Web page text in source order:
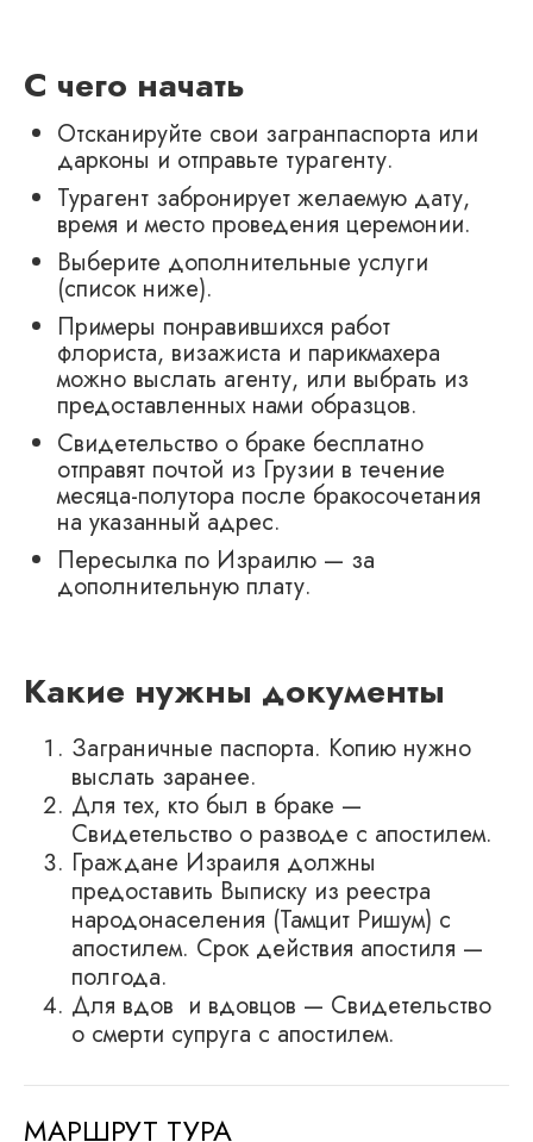
С чего начать
Отсканируйте свои загранпаспорта или
дарконы и отправьте турагенту.
Турагент забронирует желаемую дату,
время и место проведения церемонии.
Выберите дополнительные услуги
(список ниже).
Примеры понравившихся работ
флориста, визажиста и парикмахера
можно выслать агенту, или выбрать из
предоставленных нами образцов.
Свидетельство о браке бесплатно
отправят почтой из Грузии в течение
месяца-полутора после бракосочетания
на указанный адрес.
Пересылка по Израилю — за
дополнительную плату.
Какие нужны документы
Заграничные паспорта. Копию нужно
выслать заранее.
Для тех, кто был в браке —
Свидетельство о разводе с апостилем.
Граждане Израиля должны
предоставить Выписку из реестра
народонаселения (Тамцит Ришум) с
апостилем. Срок действия апостиля —
полгода.
Для вдов и вдовцов — Свидетельство
о смерти супруга с апостилем.
МАРШРУТ ТУРА